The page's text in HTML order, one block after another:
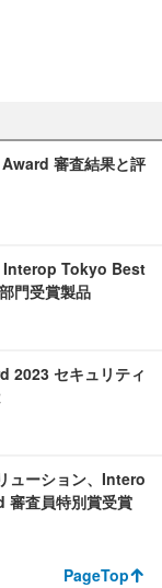
審査結果と評
Interop Tokyo Best
門受賞製品
セキュリティ
ューション、Intero
査員特別賞受賞
PageTop